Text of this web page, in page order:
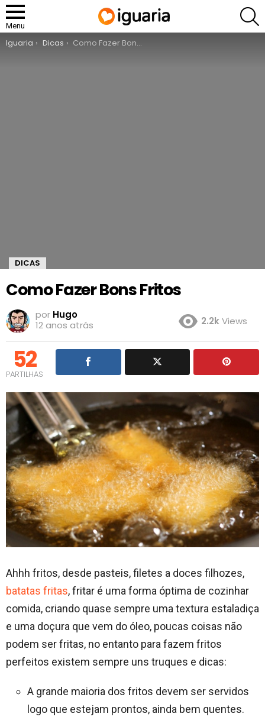
Menu
You are here:
Iguaria Dicas Como Fazer Bons Fritos
DICAS
Como Fazer Bons Fritos
por Hugo
12 anos atrás
2.2kViews
52
PARTILHAS
Ahhh fritos, desde pasteis, filetes a doces filhozes,
batatas fritas, fritar é uma forma óptima de cozinhar
comida, criando quase sempre uma textura estaladiça
e uma doçura que vem do óleo, poucas coisas não
podem ser fritas, no entanto para fazem fritos
perfeitos existem sempre uns truques e dicas:
A grande maioria dos fritos devem ser servidos
logo que estejam prontos, ainda bem quentes.